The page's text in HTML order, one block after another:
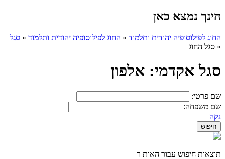
הינך נמצא כאן
החוג לפילוסופיה יהודית ותלמוד » החוג לפילוסופיה יהודית ותלמוד » סגל
» סגל החוג
סגל אקדמי: אלפון
שם פרטי:
שם משפחה:
נקה
תוצאות חיפוש עבור האות ר